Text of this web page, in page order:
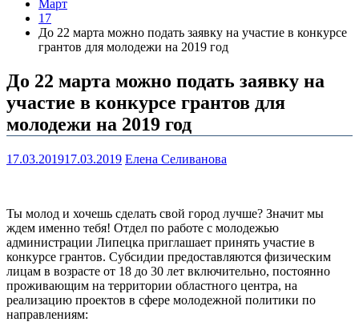
Март
17
До 22 марта можно подать заявку на участие в конкурсе
грантов для молодежи на 2019 год
До 22 марта можно подать заявку на
участие в конкурсе грантов для
молодежи на 2019 год
17.03.201917.03.2019 Елена Селиванова
Ты молод и хочешь сделать свой город лучше? Значит мы
ждем именно тебя! Отдел по работе с молодежью
администрации Липецка приглашает принять участие в
конкурсе грантов. Субсидии предоставляются физическим
лицам в возрасте от 18 до 30 лет включительно, постоянно
проживающим на территории областного центра, на
реализацию проектов в сфере молодежной политики по
направлениям: